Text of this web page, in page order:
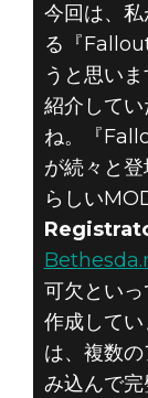
今回は、
る『
うと思い
紹介して
ね。『
が続々と
らしい
可欠とい
作成してい
は、複数
み込んで